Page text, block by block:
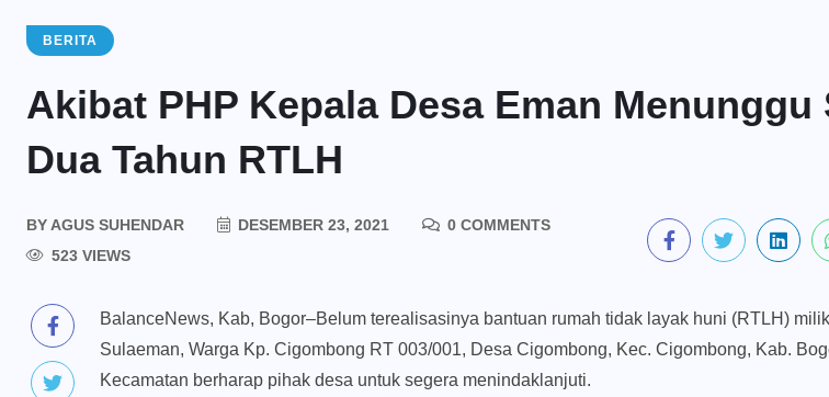
BERITA
Akibat PHP Kepala Desa Eman Menunggu
Dua Tahun RTLH
BY AGUS SUHENDAR DESEMBER 23, 2021
0 COMMENTS
523 VIEWS
BalanceNews, Kab, Bogor–Belum terealisasinya bantuan rumah tidak layak huni (RTLH)
Sulaeman, Warga Kp. Cigombong RT 003/001, Desa Cigombong, Kec. Cigombong, Kab.
Kecamatan berharap pihak desa untuk segera menindaklanjuti.